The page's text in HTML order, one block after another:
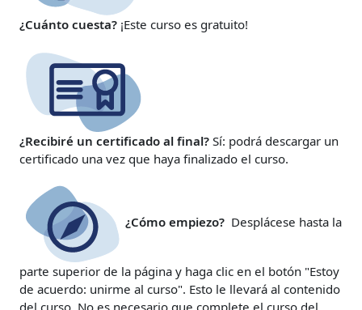
¿Cuánto cuesta? ¡Este curso es gratuito!
¿Recibiré un certificado al final? Sí: podrá descargar un
certificado una vez que haya finalizado el curso.
¿Cómo empiezo? Desplácese hasta la
parte superior de la página y haga clic en el botón "Estoy
de acuerdo: unirme al curso". Esto le llevará al contenido
del curso. No es necesario que complete el curso del